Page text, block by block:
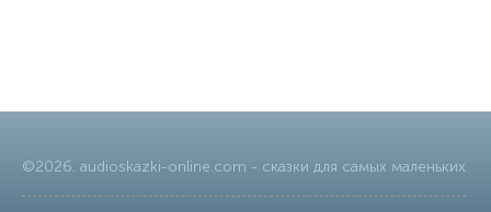
©2026. audioskazki-online.com - сказки для самых маленьких